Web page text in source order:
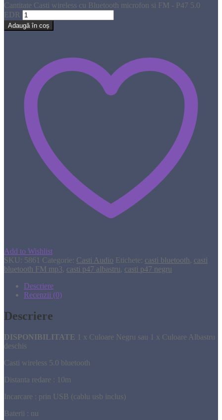
Cantitate Casti wireless cu Bluetooth microfon si FM - P47 5.0
EDR
Adaugă în coș
Add to Wishlist
SKU: 5861 Categorie: Casti Audio Etichete: casti bluetooth, casti
bluetooth FM mp3, casti p47 albastru, casti p47 negru
Descriere
Recenzii (0)
Descriere
DISPONIBILITATE 1 x Culoare Negru sau 1 x Culoare Albastru
deschis
Casti wireless 5.0 bluetooth
Distanta redare : 10m
Incarcare : prin USB (cablu usb inclus)
Baterii : nu